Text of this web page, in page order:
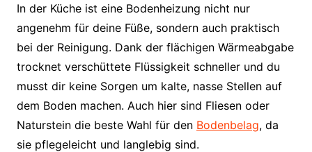
In der Küche ist eine Bodenheizung nicht nur
angenehm für deine Füße, sondern auch praktisch
bei der Reinigung. Dank der flächigen Wärmeabgabe
trocknet verschüttete Flüssigkeit schneller und du
musst dir keine Sorgen um kalte, nasse Stellen auf
dem Boden machen. Auch hier sind Fliesen oder
Naturstein die beste Wahl für den Bodenbelag, da
sie pflegeleicht und langlebig sind.